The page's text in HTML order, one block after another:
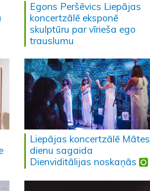
Egons Peršēvics Liepājas
koncertzālē eksponē
skulptūru par vīrieša ego
trauslumu
Liepājas koncertzālē Mātes
dienu sagaida
Dienviditālijas noskaņās